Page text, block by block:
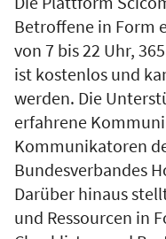
Betroffene in Form
von 7 bis 22 Uhr,
ist kostenlos und
werden. Die
erfahrene
Kommunikatoren
Bundesverbandes
Darüber hinaus
und Ressourcen in